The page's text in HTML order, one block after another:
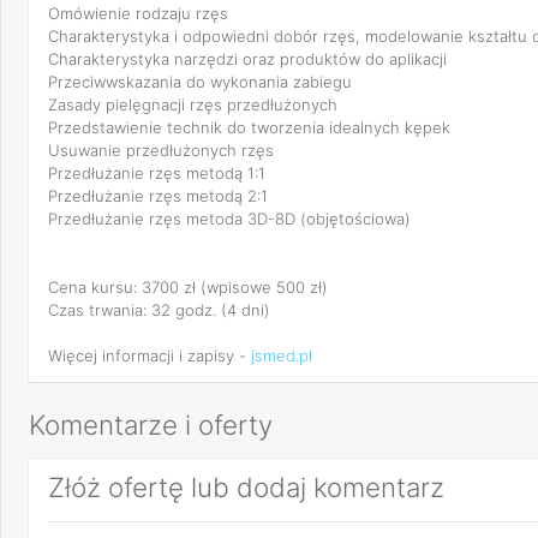
Omówienie rodzaju rzęs
Charakterystyka i odpowiedni dobór rzęs, modelowanie kształtu
Charakterystyka narzędzi oraz produktów do aplikacji
Przeciwwskazania do wykonania zabiegu
Zasady pielęgnacji rzęs przedłużonych
Przedstawienie technik do tworzenia idealnych kępek
Usuwanie przedłużonych rzęs
Przedłużanie rzęs metodą 1:1
Przedłużanie rzęs metodą 2:1
Przedłużanie rzęs metoda 3D-8D (objętościowa)
Cena kursu: 3700 zł (wpisowe 500 zł)
Czas trwania: 32 godz. (4 dni)
Więcej informacji i zapisy - jsmed.pl
Komentarze i oferty
Złóż ofertę lub dodaj komentarz